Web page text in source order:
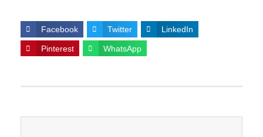
Facebook Twitter LinkedIn
Pinterest WhatsApp